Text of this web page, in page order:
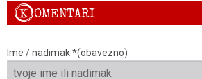
KOMENTARI
Ime / nadimak *(obavezno)